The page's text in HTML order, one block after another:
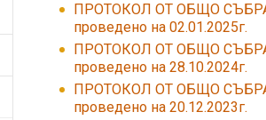
ПРОТОКОЛ ОТ ОБЩО
проведено на 02.01.2025г.
ПРОТОКОЛ ОТ ОБЩО
проведено на 28.10.2024г.
ПРОТОКОЛ ОТ ОБЩО
проведено на 20.12.2023г.